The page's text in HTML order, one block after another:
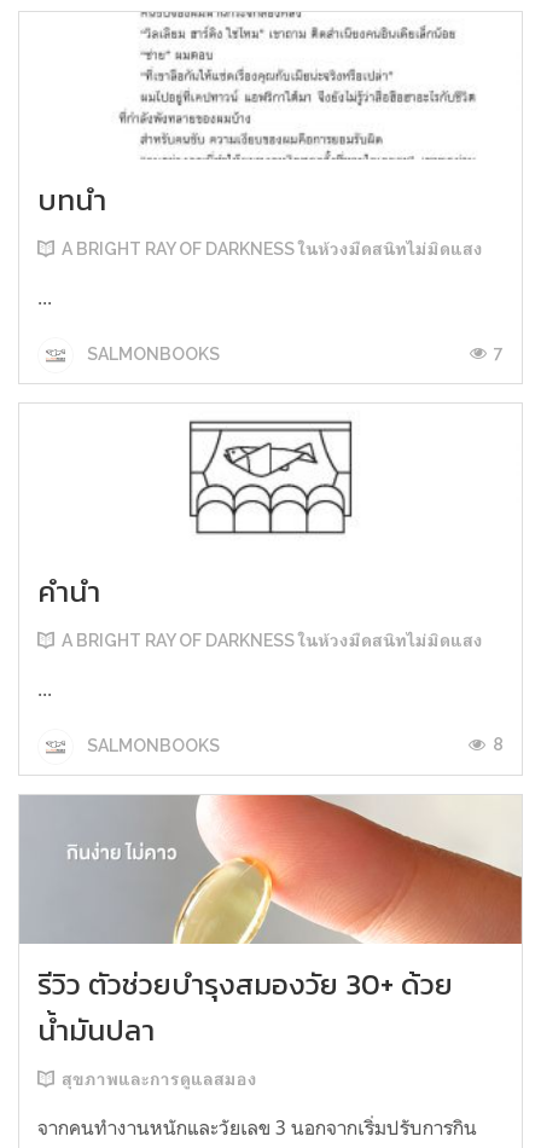
บทนำ
A BRIGHT RAY OF DARKNESS ในห้วงมืดสนิทไม่มิดแสง
...
SALMONBOOKS 7
คำนำ
A BRIGHT RAY OF DARKNESS ในห้วงมืดสนิทไม่มิดแสง
...
SALMONBOOKS 8
รีวิว ตัวช่วยบำรุงสมองวัย 30+ ด้วย
น้ำมันปลา
สุขภาพและการดูแลสมอง
จากคนทำงานหนักและวัยเลข 3 นอกจากเริ่มปรับการกิน